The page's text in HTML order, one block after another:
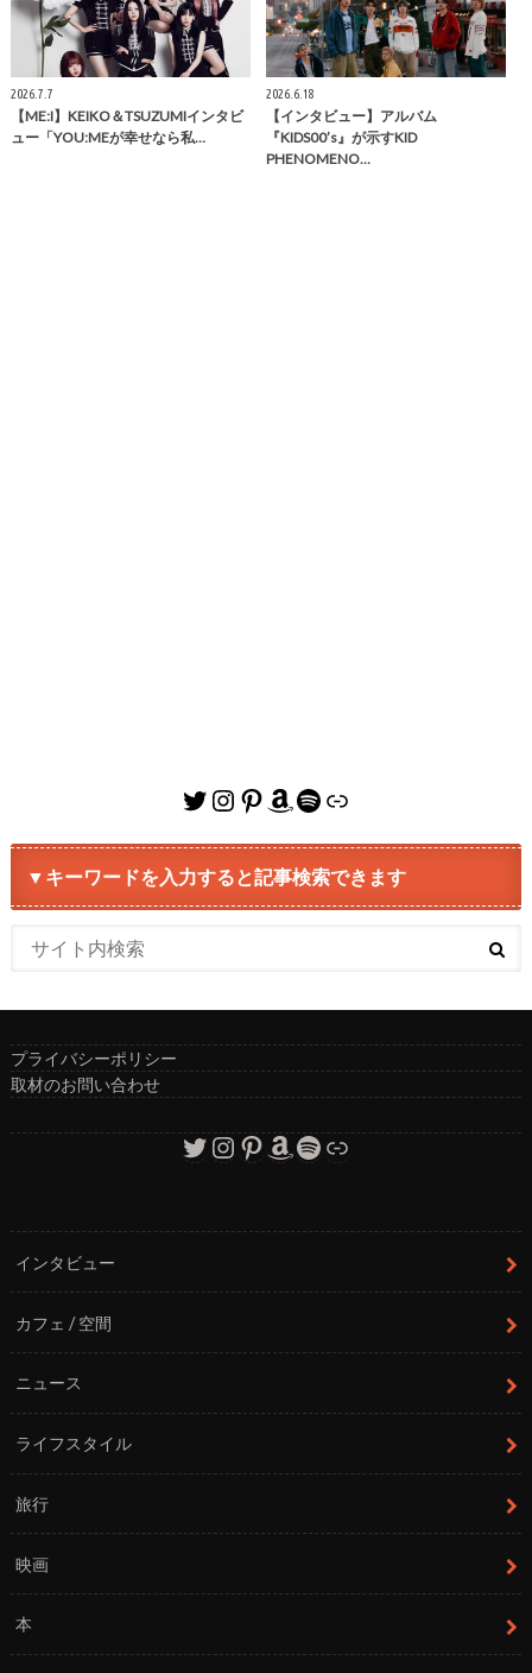
2026.7.7
【ME:I】KEIKO＆TSUZUMIインタビ
ュー「YOU:MEが幸せなら私…
2026.6.18
【インタビュー】アルバム
『KIDS00’s』が示すKID
PHENOMENO…
Twitter
Instagram
Pinterest
Amazon
Spotify
リンク
▼キーワードを入力すると記事検索できます
プライバシーポリシー
取材のお問い合わせ
Twitter
Instagram
Pinterest
Amazon
Spotify
リンク
インタビュー
カフェ / 空間
ニュース
ライフスタイル
旅行
映画
本